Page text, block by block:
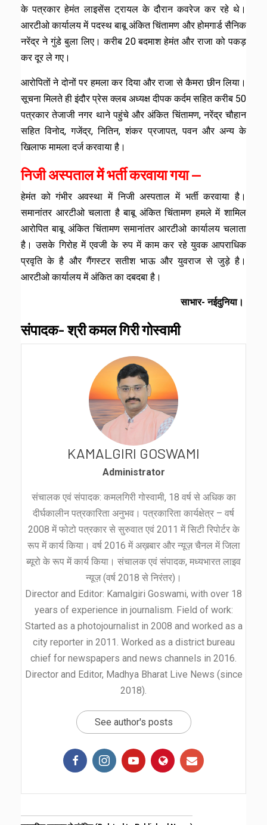
के पत्रकार हेमंत लाइसेंस ट्रायल के दौरान कवरेज कर रहे थे।
आरटीओ कार्यालय में पदस्थ बाबू अंकित चिंतामण और होमगार्ड सैनिक
नरेंद्र ने गुंडे बुला लिए। करीब 20 बदमाश हेमंत और राजा को पकड़
कर दूर ले गए।
आरोपितों ने दोनों पर हमला कर दिया और राजा से कैमरा छीन लिया।
सूचना मिलते ही इंदौर प्रेस क्लब अध्यक्ष दीपक कर्दम सहित करीब 50
पत्रकार तेजाजी नगर थाने पहुंचे और अंकित चिंतामण, नरेंद्र चौहान
सहित विनोद, गजेंद्र, नितिन, शंकर प्रजापत, पवन और अन्य के
खिलाफ मामला दर्ज करवाया है।
निजी अस्पताल में भर्ती करवाया गया —
हेमंत को गंभीर अवस्था में निजी अस्पताल में भर्ती करवाया है।
समानांतर आरटीओ चलाता है बाबू अंकित चिंतामण हमले में शामिल
आरोपित बाबू अंकित चिंतामण समानांतर आरटीओ कार्यालय चलाता
है। उसके गिरोह में एवजी के रुप में काम कर रहे युवक आपराधिक
प्रवृति के है और गैंगस्टर सतीश भाऊ और युवराज से जुड़े है।
आरटीओ कार्यालय में अंकित का दबदबा है।
साभार- नईदुनिया।
संपादक- श्री कमल गिरी गोस्वामी
KAMALGIRI GOSWAMI
Administrator
संचालक एवं संपादक: कमलगिरी गोस्वामी, 18 वर्ष से अधिक का
दीर्घकालीन पत्रकारिता अनुभव। पत्रकारिता कार्यक्षेत्र – वर्ष
2008 में फोटो पत्रकार से सुरुवात एवं 2011 में सिटी रिपोर्टर के
रूप में कार्य किया। वर्ष 2016 में अख़बार और न्यूज़ चैनल में जिला
ब्यूरो के रूप में कार्य किया। संचालक एवं संपादक, मध्यभारत लाइव
न्यूज़ (वर्ष 2018 से निरंतर)।
Director and Editor: Kamalgiri Goswami, with over 18
years of experience in journalism. Field of work:
Started as a photojournalist in 2008 and worked as a
city reporter in 2011. Worked as a district bureau
chief for newspapers and news channels in 2016.
Director and Editor, Madhya Bharat Live News (since
2018).
See author's posts